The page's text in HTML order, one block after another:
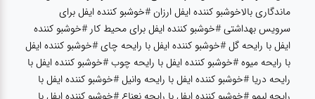
ماندگاری بالاخوشبو کننده ایفل ارزان #خوشبو کننده ایفل برای
سرویس بهداشتی #خوشبو کننده ایفل برای محیط کار #خوشبو کننده
ایفل با رایحه گل #خوشبو کننده ایفل با رایحه چای #خوشبو کننده ایفل
با رایحه میوه #خوشبو کننده ایفل با رایحه چوب #خوشبو کننده ایفل با
رایحه دریا #خوشبو کننده ایفل با رایحه وانیل #خوشبو کننده ایفل با